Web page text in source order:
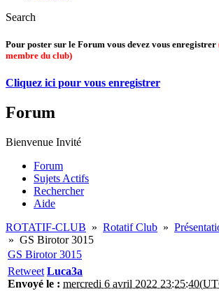
Search
Pour poster sur le Forum vous devez vous enregistrer
membre du club)
Cliquez ici pour vous enregistrer
Forum
Bienvenue Invité
Forum
Sujets Actifs
Rechercher
Aide
ROTATIF-CLUB » Rotatif Club »
» GS Birotor 3015
GS Birotor 3015
Retweet Luca3a
Envoyé le : mercredi 6 avril 2022